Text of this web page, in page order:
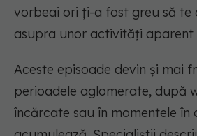
vorbeai ori ți-a fost greu să te
asupra unor activități aparent
Aceste episoade devin și mai
perioadele aglomerate, după
încărcate sau în momentele în